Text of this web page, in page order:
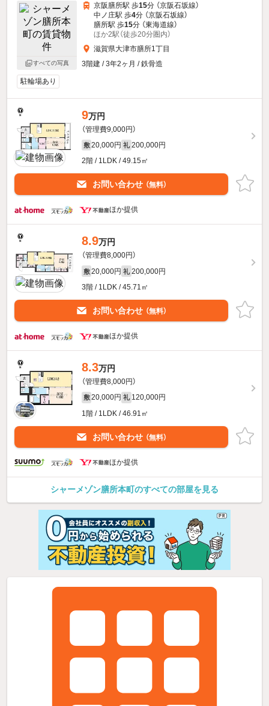
すべての写真
京阪膳所駅 歩15分 （京阪石坂線）
中ノ庄駅 歩4分 （京阪石坂線）
膳所駅 歩15分 （東海道線）
ほか2駅（徒歩20分圏内）
滋賀県大津市膳所1丁目
3階建 / 3年2ヶ月 / 鉄骨造
駐輪場あり
9万円
（管理費9,000円）
敷 20,000円 礼 200,000円
2階 / 1LDK / 49.15㎡
お問い合わせ （無料）
ほか提供
8.9万円
（管理費8,000円）
敷 20,000円 礼 200,000円
3階 / 1LDK / 45.71㎡
お問い合わせ （無料）
ほか提供
8.3万円
（管理費8,000円）
敷 20,000円 礼 120,000円
1階 / 1LDK / 46.91㎡
お問い合わせ （無料）
ほか提供
シャーメゾン膳所本町のすべての部屋を見る